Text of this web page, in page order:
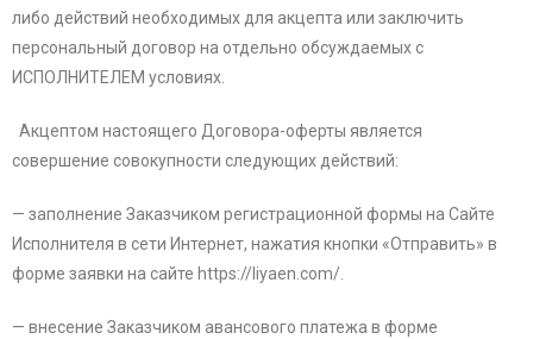
либо действий необходимых для акцепта или заключить
персональный договор на отдельно обсуждаемых с
ИСПОЛНИТЕЛЕМ условиях.
Акцептом настоящего Договора-оферты является
совершение совокупности следующих действий:
— заполнение Заказчиком регистрационной формы на Сайте
Исполнителя в сети Интернет, нажатия кнопки «Отправить» в
форме заявки на сайте https://liyaen.com/.
— внесение Заказчиком авансового платежа в форме